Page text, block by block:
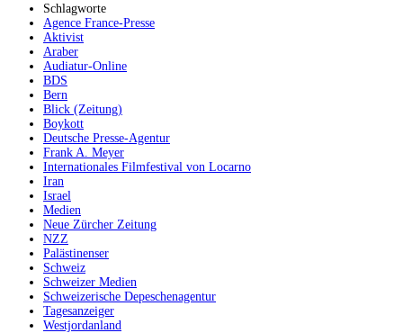
Schlagworte
Agence France-Presse
Aktivist
Araber
Audiatur-Online
BDS
Bern
Blick (Zeitung)
Boykott
Deutsche Presse-Agentur
Frank A. Meyer
Internationales Filmfestival von Locarno
Iran
Israel
Medien
Neue Zürcher Zeitung
NZZ
Palästinenser
Schweiz
Schweizer Medien
Schweizerische Depeschenagentur
Tagesanzeiger
Westjordanland